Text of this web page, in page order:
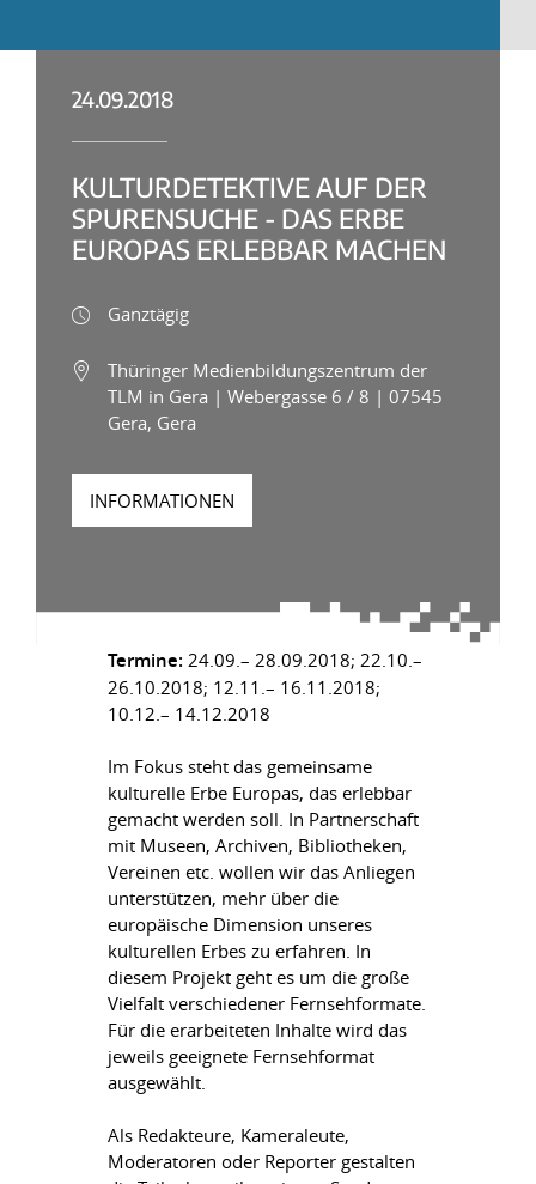
24.09.2018
KULTURDETEKTIVE AUF DER
SPURENSUCHE - DAS ERBE
EUROPAS ERLEBBAR MACHEN
Ganztägig
Thüringer Medienbildungszentrum der
TLM in Gera | Webergasse 6 / 8 | 07545
Gera, Gera
INFORMATIONEN
Termine: 24.09.– 28.09.2018; 22.10.–
26.10.2018; 12.11.– 16.11.2018;
10.12.– 14.12.2018
Im Fokus steht das gemeinsame
kulturelle Erbe Europas, das erlebbar
gemacht werden soll. In Partnerschaft
mit Museen, Archiven, Bibliotheken,
Vereinen etc. wollen wir das Anliegen
unterstützen, mehr über die
europäische Dimension unseres
kulturellen Erbes zu erfahren. In
diesem Projekt geht es um die große
Vielfalt verschiedener Fernsehformate.
Für die erarbeiteten Inhalte wird das
jeweils geeignete Fernsehformat
ausgewählt.
Als Redakteure, Kameraleute,
Moderatoren oder Reporter gestalten